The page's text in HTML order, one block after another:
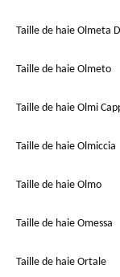
Taille de haie Olmeta
Taille de haie Olmeto
Taille de haie Olmi
Taille de haie Olmiccia
Taille de haie Olmo
Taille de haie Omessa
Taille de haie Ortale